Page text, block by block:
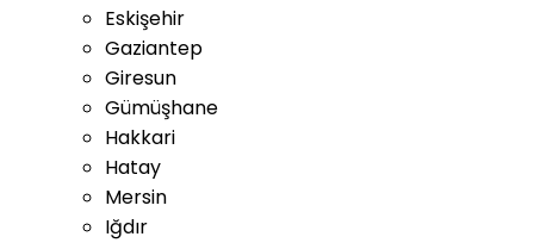
Eskişehir
Gaziantep
Giresun
Gümüşhane
Hakkari
Hatay
Mersin
Iğdır